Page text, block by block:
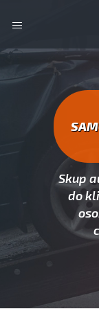
AUTO SKUP
Skup
do